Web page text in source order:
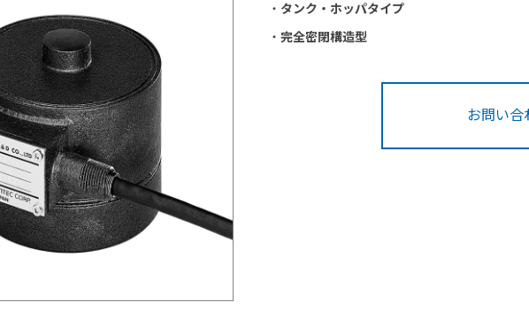
・ タンク・ホッパタイプ
・ 完全密閉構造型
お問い合